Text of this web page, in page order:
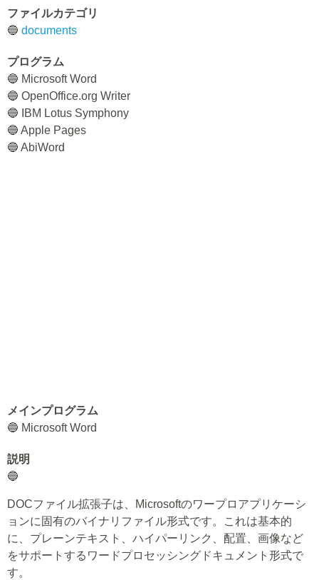
ファイルカテゴリ
🔵 documents
プログラム
🔵 Microsoft Word
🔵 OpenOffice.org Writer
🔵 IBM Lotus Symphony
🔵 Apple Pages
🔵 AbiWord
メインプログラム
🔵 Microsoft Word
説明
🔵
DOCファイル拡張子は、Microsoftのワープロアプリケーシ
ョンに固有のバイナリファイル形式です。これは基本的
に、プレーンテキスト、ハイパーリンク、配置、画像など
をサポートするワードプロセッシングドキュメント形式で
す。